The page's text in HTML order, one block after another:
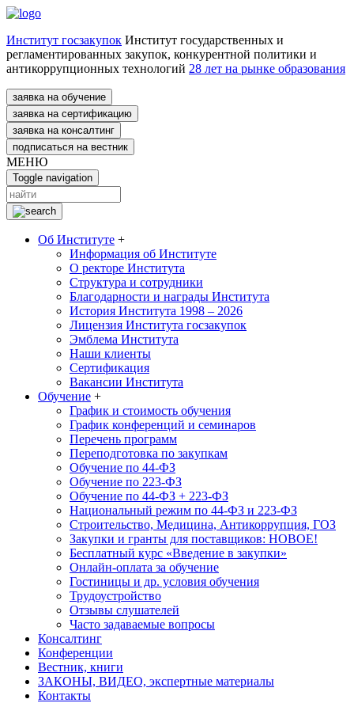
Институт госзакупок Институт государственных и
регламентированных закупок, конкурентной политики и
антикоррупционных технологий 28 лет на рынке образования
заявка на обучение
заявка на сертификацию
заявка на консалтинг
подписаться на вестник
МЕНЮ
Toggle navigation
Об Институте +
Информация об Институте
О ректоре Института
Структура и сотрудники
Благодарности и награды Института
История Института 1998 – 2026
Лицензия Института госзакупок
Эмблема Института
Наши клиенты
Сертификация
Вакансии Института
Обучение +
График и стоимость обучения
График конференций и семинаров
Перечень программ
Переподготовка по закупкам
Обучение по 44-ФЗ
Обучение по 223-ФЗ
Обучение по 44-ФЗ + 223-ФЗ
Национальный режим по 44-ФЗ и 223-ФЗ
Строительство, Медицина, Антикоррупция, ГОЗ
Закупки и гранты для поставщиков: НОВОЕ!
Бесплатный курс «Введение в закупки»
Онлайн-оплата за обучение
Гостиницы и др. условия обучения
Трудоустройство
Отзывы слушателей
Часто задаваемые вопросы
Консалтинг
Конференции
Вестник, книги
ЗАКОНЫ, ВИДЕО, экспертные материалы
Контакты